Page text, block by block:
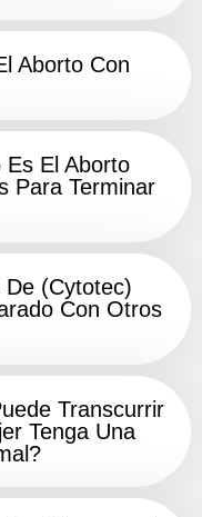
Aborto Con
Es El Aborto
Para Terminar
De (Cytotec)
Con Otros
Transcurrir
Tenga Una